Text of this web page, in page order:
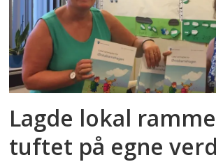
Lagde lokal
tuftet på egne